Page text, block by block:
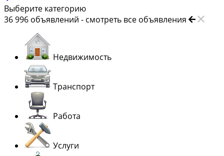
Выберите категорию
36 996 объявлений - смотреть все объявления
Недвижимость
Транспорт
Работа
Услуги